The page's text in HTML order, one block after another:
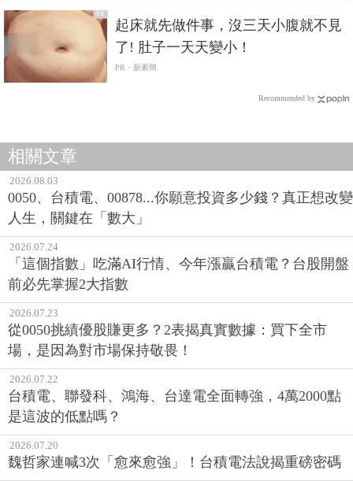
PR
起床就先做件事，沒三天小腹就不見
了! 肚子一天天變小！
PR・新素簡
Recommended by
相關文章
2026.08.03
0050、台積電、00878...你願意投資多少錢？真正想改變
人生，關鍵在「數大」
2026.07.24
「這個指數」吃滿AI行情、今年漲贏台積電？台股開盤
前必先掌握2大指數
2026.07.23
從0050挑績優股賺更多？2表揭真實數據：買下全市
場，是因為對市場保持敬畏！
2026.07.22
台積電、聯發科、鴻海、台達電全面轉強，4萬2000點
是這波的低點嗎？
2026.07.20
魏哲家連喊3次「愈來愈強」！台積電法說揭重磅密碼